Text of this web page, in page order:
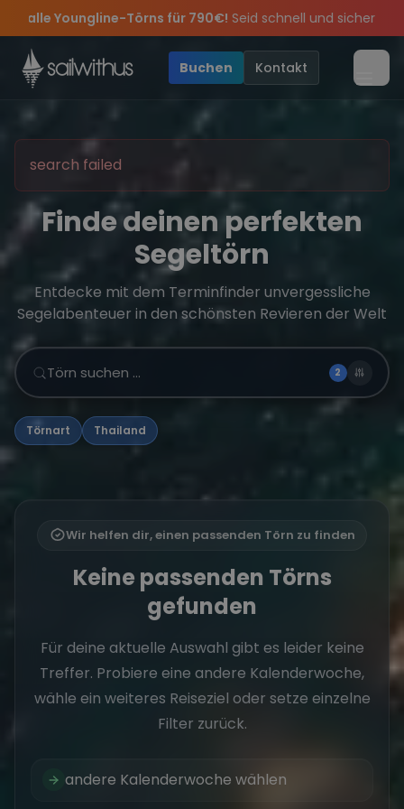
Skip to contentTörns für 790€!Seid schnell und sichert euch die
Sichere Dir jetztDein Meilenbuch und Deine sailwithus-
und exklusive Angebote mehr Sowie20€ Rabatt auf
legendär – wir feiern die Törns, die Crew und die besten
Buchen
Kontakt
search failed
Finde deinen perfekten
Segeltörn
Entdecke mit dem Terminfinder unvergessliche
Segelabenteuer in den schönsten Revieren der Welt
Törn suchen … 2
Törnart Thailand
Wir helfen dir, einen passenden Törn zu finden
Keine passenden Törns
gefunden
Für deine aktuelle Auswahl gibt es leider keine
Treffer. Probiere eine andere Kalenderwoche,
wähle ein weiteres Reiseziel oder setze einzelne
Filter zurück.
andere Kalenderwoche wählen